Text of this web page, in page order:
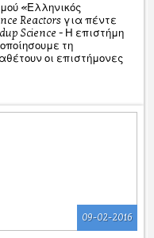
«Ελληνικός
Reactors για πέντε
Science - Η επιστήμη
τη
οι επιστήμονες
09-02-2016